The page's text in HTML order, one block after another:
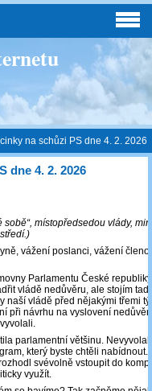
na schůzi PS dne 4. 2. 2026
dne 4. 2. 2026
místopředsedou vlády,
vážení poslanci, vážení
Parlamentu České
vládě nedůvěru, ale stojím
naší vládě před nějakými třemi
při návrhu na vyslovení
parlamentní většinu.
který byste chtěli nabídnout.
svévolně vstoupit do
využít.